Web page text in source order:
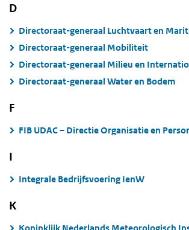
D
Directoraat-generaal Luchtvaart en
Directoraat-generaal Mobiliteit
Directoraat-generaal Milieu en
Directoraat-generaal Water en Bodem
F
FIB UDAC – Directie Organisatie en
I
Integrale Bedrijfsvoering IenW
K